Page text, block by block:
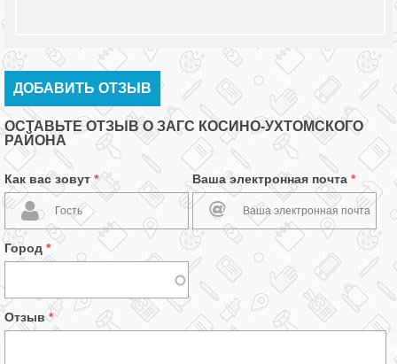
ДОБАВИТЬ ОТЗЫВ
ОСТАВЬТЕ ОТЗЫВ О ЗАГС КОСИНО-УХТОМСКОГО
РАЙОНА
Как вас зовут * Ваша электронная почта *
Город *
Отзыв*